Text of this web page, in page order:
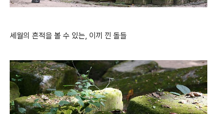
세월의 흔적을 볼 수 있는, 이끼 낀 돌들